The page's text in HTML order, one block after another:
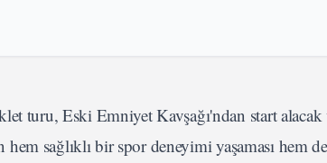
turu, Eski Emniyet Kavşağı'ndan start alacak
sağlıklı bir spor deneyimi yaşaması hem